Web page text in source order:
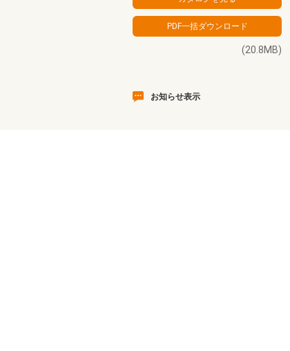
(20.8MB)
お知らせ表示